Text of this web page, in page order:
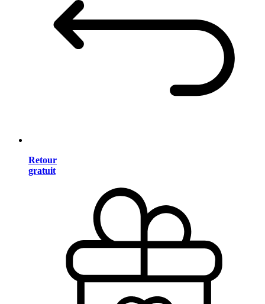
Retour
gratuit